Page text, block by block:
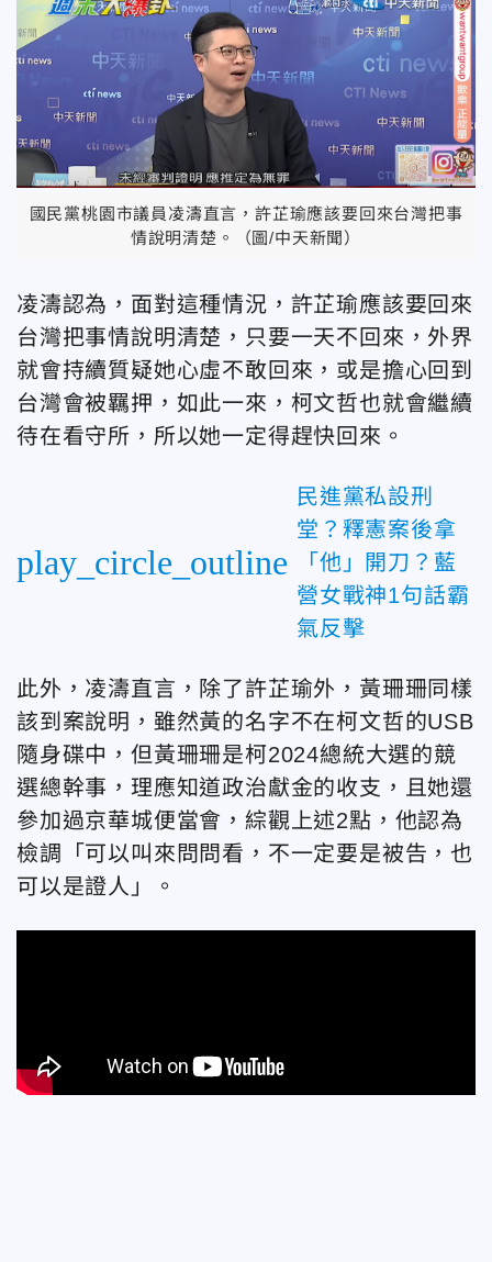
國民黨桃園市議員凌濤直言，許芷瑜應該要回來台灣把事
情說明清楚。（圖/中天新聞）
凌濤認為，面對這種情況，許芷瑜應該要回來
台灣把事情說明清楚，只要一天不回來，外界
就會持續質疑她心虛不敢回來，或是擔心回到
台灣會被羈押，如此一來，柯文哲也就會繼續
待在看守所，所以她一定得趕快回來。
play_circle_outline
民進黨私設刑
堂？釋憲案後拿
「他」開刀？藍
營女戰神1句話霸
氣反擊
此外，凌濤直言，除了許芷瑜外，黃珊珊同樣
該到案說明，雖然黃的名字不在柯文哲的USB
隨身碟中，但黃珊珊是柯2024總統大選的競
選總幹事，理應知道政治獻金的收支，且她還
參加過京華城便當會，綜觀上述2點，他認為
檢調「可以叫來問問看，不一定要是被告，也
可以是證人」。